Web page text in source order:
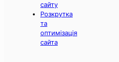
сайту
Розкрутка
та
оптимізація
сайта